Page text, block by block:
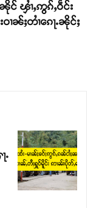
င် ၾၢႆႇဢွၵ်ႇဝဵင်း
ၢၼ်ႈတၢႆၵေႃႉၼိုင်ႈ
ႉ